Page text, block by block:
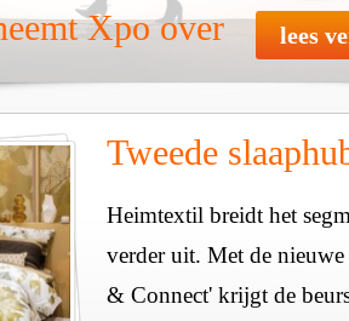
Xpo over lees
Tweede
Heimtextil breidt het
verder uit. Met de
& Connect' krijgt de